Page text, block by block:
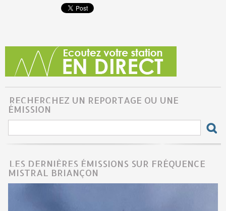
RECHERCHEZ UN REPORTAGE OU UNE
ÉMISSION
LES DERNIÈRES ÉMISSIONS SUR FRÉQUENCE
MISTRAL BRIANÇON